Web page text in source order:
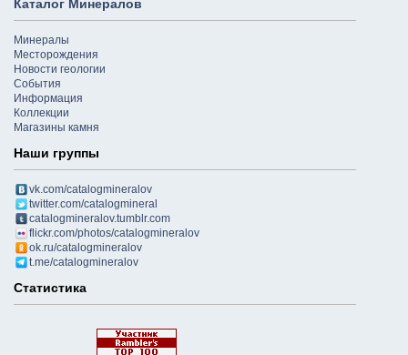
Каталог Минералов
Минералы
Месторождения
Новости геологии
События
Информация
Коллекции
Магазины камня
Наши группы
vk.com/catalogmineralov
twitter.com/catalogmineral
catalogmineralov.tumblr.com
flickr.com/photos/catalogmineralov
ok.ru/catalogmineralov
t.me/catalogmineralov
Статистика